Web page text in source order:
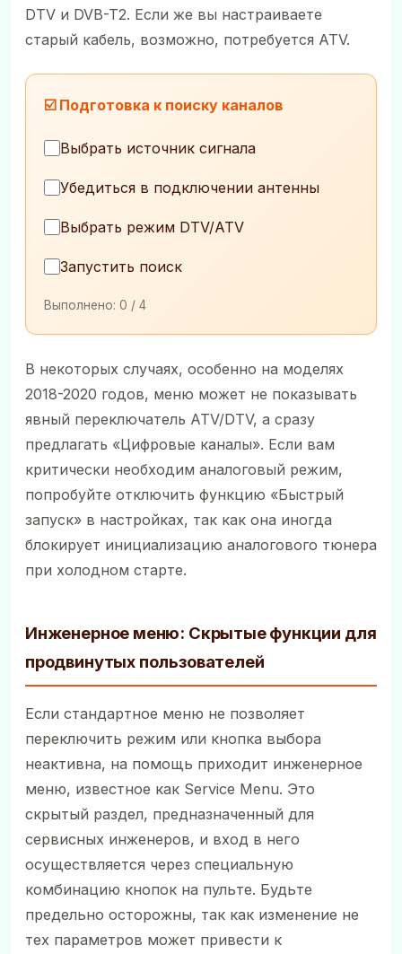
DTV и DVB-T2. Если же вы настраиваете
старый кабель, возможно, потребуется ATV.
☑️ Подготовка к поиску каналов
Выбрать источник сигнала
Убедиться в подключении антенны
Выбрать режим DTV/ATV
Запустить поиск
Выполнено: 0 / 4
В некоторых случаях, особенно на моделях
2018-2020 годов, меню может не показывать
явный переключатель ATV/DTV, а сразу
предлагать «Цифровые каналы». Если вам
критически необходим аналоговый режим,
попробуйте отключить функцию «Быстрый
запуск» в настройках, так как она иногда
блокирует инициализацию аналогового тюнера
при холодном старте.
Инженерное меню: Скрытые функции для
продвинутых пользователей
Если стандартное меню не позволяет
переключить режим или кнопка выбора
неактивна, на помощь приходит инженерное
меню, известное как Service Menu. Это
скрытый раздел, предназначенный для
сервисных инженеров, и вход в него
осуществляется через специальную
комбинацию кнопок на пульте. Будьте
предельно осторожны, так как изменение не
тех параметров может привести к